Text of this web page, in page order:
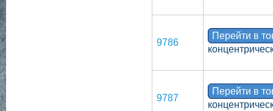
9786
Перейти в
9787
Перейти в